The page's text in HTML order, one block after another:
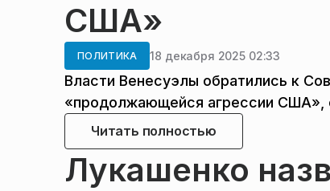
США»
ПОЛИТИКА 18 декабря 2025 02:33
Власти Венесуэлы обратились к
«продолжающейся агрессии США»,
Читать полностью
Лукашенко